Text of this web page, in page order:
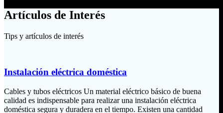
Artículos de Interés
Tips y artículos de interés
Instalación eléctrica doméstica
Cables y tubos eléctricos Un material eléctrico básico de buena
calidad es indispensable para realizar una instalación eléctrica
doméstica segura y duradera en el tiempo. Existen una cantidad